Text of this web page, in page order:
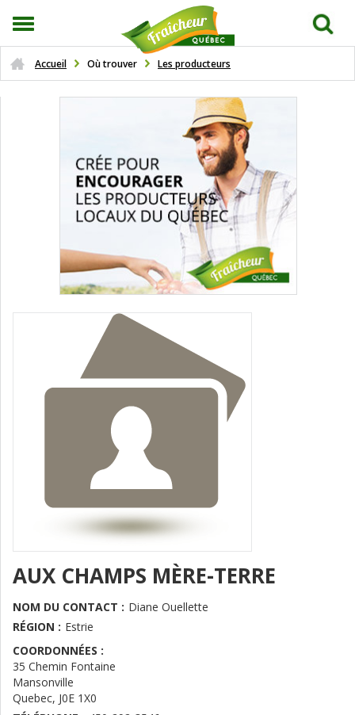
Accueil Où trouver Les producteurs
AUX CHAMPS MÈRE-TERRE
NOM DU CONTACT : Diane Ouellette
RÉGION : Estrie
COORDONNÉES :
35 Chemin Fontaine
Mansonville
Quebec, J0E 1X0